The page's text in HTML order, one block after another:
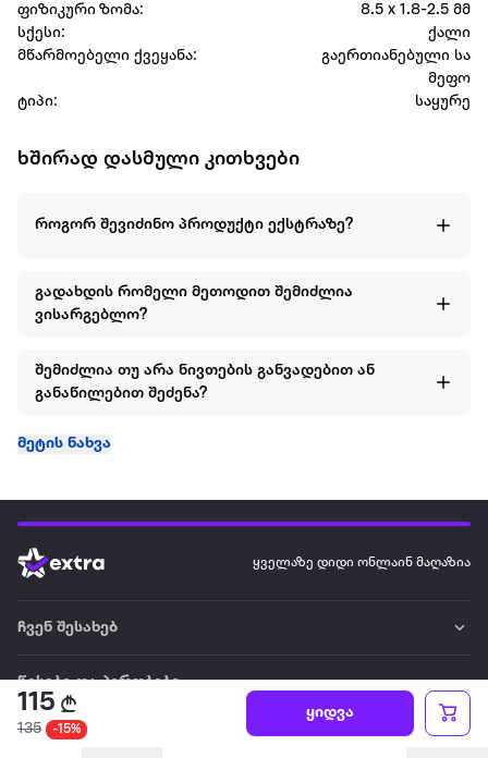
115
135 -15%
ყიდვა
ფიზიკური ზომა:
8.5 x 1.8-2.5 მმ
სქესი:
ქალი
მწარმოებელი ქვეყანა:
გაერთიანებული სა
მეფო
ტიპი:
საყურე
ხშირად დასმული კითხვები
როგორ შევიძინო პროდუქტი ექსტრაზე?
გადახდის რომელი მეთოდით შემიძლია
ვისარგებლო?
შემიძლია თუ არა ნივთების განვადებით ან
განაწილებით შეძენა?
მეტის ნახვა
ყველაზე დიდი ონლაინ მაღაზია
ჩვენ შესახებ
წესები და პირობები
პარტნიორებისთვის